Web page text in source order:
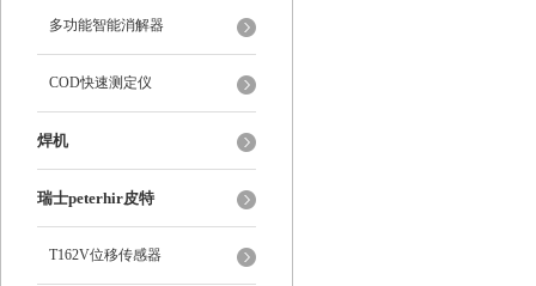
多功能智能消解器
COD快速测定仪
焊机
瑞士peterhir皮特
T162V位移传感器